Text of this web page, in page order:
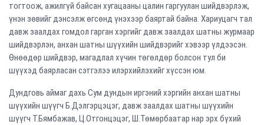
тогтоож, ажилгүй байсан хугацааны цалин гаргуулан шийдвэрлэж,
үнэн зөвийг дэнсэлж өгсөнд үнэхээр баяртай байна. Хариуцагч тал
давж заалдах гомдол гарган хэргийг давж заалдах шатны журмаар
шийдвэрлэн, анхан шатны шүүхийн шийдвэрийг хэвээр үлдээсэн.
Өнөөдөр шийдвэр, магадлал хүчин төгөлдөр болсон тул би
шүүхэд баярласан сэтгэлээ илэрхийлэхийг хүссэн юм.
Дундговь аймаг дахь Сум дундын иргэний хэргийн анхан шатны
шүүхийн шүүгч Б.Дэлгэрцэцэг, давж заалдах шатны шүүхийн
шүүгч Т.Бямбажав, Ц.Отгонцэцэг, Ш.Төмөрбаатар нар эрх бүхий